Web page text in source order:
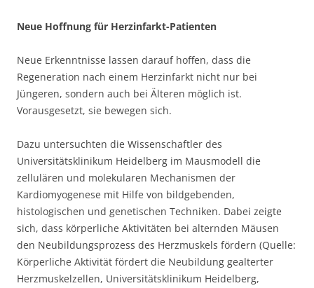
Neue Hoffnung für Herzinfarkt-Patienten
Neue Erkenntnisse lassen darauf hoffen, dass die
Regeneration nach einem Herzinfarkt nicht nur bei
Jüngeren, sondern auch bei Älteren möglich ist.
Vorausgesetzt, sie bewegen sich.
Dazu untersuchten die Wissenschaftler des
Universitätsklinikum Heidelberg im Mausmodell die
zellulären und molekularen Mechanismen der
Kardiomyogenese mit Hilfe von bildgebenden,
histologischen und genetischen Techniken. Dabei zeigte
sich, dass körperliche Aktivitäten bei alternden Mäusen
den Neubildungsprozess des Herzmuskels fördern (Quelle:
Körperliche Aktivität fördert die Neubildung gealterter
Herzmuskelzellen, Universitätsklinikum Heidelberg,